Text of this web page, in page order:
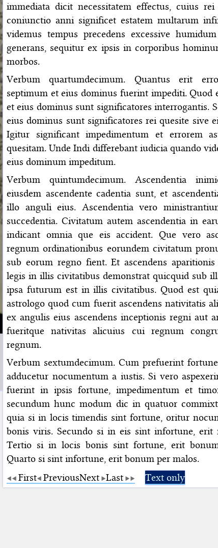
immediata dicit necessitatem effectus, cuius
coniunctio anni significet estatem multarum
videmus tempus precedens excessive
generans, sequitur ex ipsis in corporibus
morbos.
Verbum quartumdecimum. Quantus erit
septimum et eius dominus fuerint impediti. Quod
et eius dominus sunt significatores interrogantis.
eius dominus sunt significatores rei quesite sive
Igitur significant impedimentum et errorem
quesitam. Unde Indi differebant iudicia quando
eius dominum impeditum.
Verbum quintumdecimum. Ascendentia
eiusdem ascendente cadentia sunt, et
illo anguli eius. Ascendentia vero
succedentia. Civitatum autem ascendentia in
indicant omnia que eis accident. Que vero
regnum ordinationibus eorundem civitatum
sub eorum regno fient. Et ascendens
legis in illis civitatibus demonstrat quicquid sub
ipsa futurum est in illis civitatibus. Quod est
astrologo quod cum fuerit ascendens nativitatis
ex angulis eius ascendens inceptionis regni aut
fueritque nativitas alicuius cui regnum
regnum.
Verbum sextumdecimum. Cum prefuerint
adducetur nocumentum a iustis. Si vero
fuerint in ipsis fortune, impedimentum et
secundum hunc modum dic in quatuor
quia si in locis timendis sint fortune, oritur
bonis viris. Secundo si in eis sint infortune, erit
Tertio si in locis bonis sint fortune, erit
Quarto si sint infortune, erit bonum per malos.
First PreviousNext Last Text only